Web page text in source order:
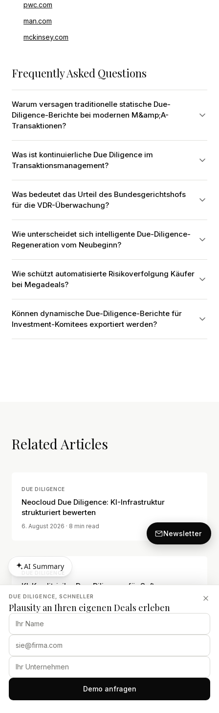
pwc.com
man.com
mckinsey.com
Frequently Asked Questions
Warum versagen traditionelle statische Due-
Diligence-Berichte bei modernen M&amp;A-
Transaktionen?
Was ist kontinuierliche Due Diligence im
Transaktionsmanagement?
Was bedeutet das Urteil des Bundesgerichtshofs
für die VDR-Überwachung?
Wie unterscheidet sich intelligente Due-Diligence-
Regeneration vom Neubeginn?
Wie schützt automatisierte Risikoverfolgung Käufer
bei Megadeals?
Können dynamische Due-Diligence-Berichte für
Investment-Komitees exportiert werden?
Related Articles
DUE DILIGENCE
Neocloud Due Diligence: KI-Infrastruktur
strukturiert bewerten
6. August 2026 · 8 min read
DUE DILIGENCE
KI-Kreditrisiko-Due-Diligence für Software-
Kreditgeber
6. August 2026· 10 min read
DUE DILIGENCE
Asset Manager M&A Due Diligence: Warum
Menschen, Kultur und Vertriebsrisiken
entscheidend sind
· 19 min read
DUE DILIGENCE, SCHNELLER
Plausity an Ihren eigenen Deals erleben
Demo anfragen
AI Summary
AI Summary
Newsletter